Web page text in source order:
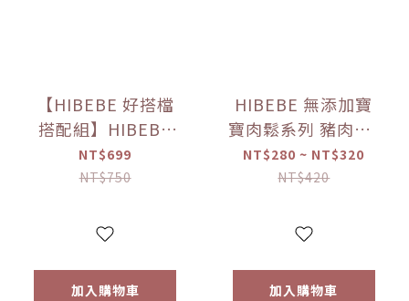
【HIBEBE 好搭檔
搭配組】HIBEBE
常溫大寶寶粥
*1+HIBEBE 無添加
限定】
NT$699
NT$750
加入購物車
HIBEBE 無添加寶
寶肉鬆系列 豬肉鬆/
雞肉鬆/旗魚鬆(2包
入/組)（10個月以
定】
NT$280 ~ NT$320
NT$420
加入購物車